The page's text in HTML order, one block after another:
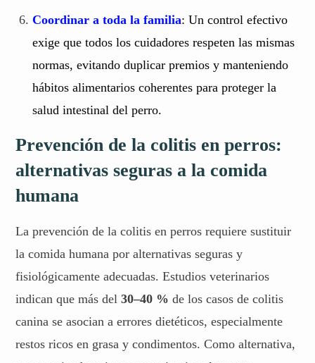
Coordinar a toda la familia: Un control efectivo
exige que todos los cuidadores respeten las mismas
normas, evitando duplicar premios y manteniendo
hábitos alimentarios coherentes para proteger la
salud intestinal del perro.
Prevención de la colitis en perros:
alternativas seguras a la comida
humana
La prevención de la colitis en perros requiere sustituir
la comida humana por alternativas seguras y
fisiológicamente adecuadas. Estudios veterinarios
indican que más del 30–40 % de los casos de colitis
canina se asocian a errores dietéticos, especialmente
restos ricos en grasa y condimentos. Como alternativa,